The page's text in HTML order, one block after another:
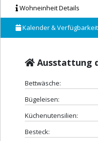
Wohneinheit Details
Kalender & Verfügbarkeit
Ausstattung
Bettwäsche:
Bügeleisen:
Küchenutensilien:
Besteck: